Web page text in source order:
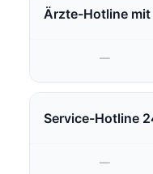
Ärzte-Hotline
—
Service-Hotline
—